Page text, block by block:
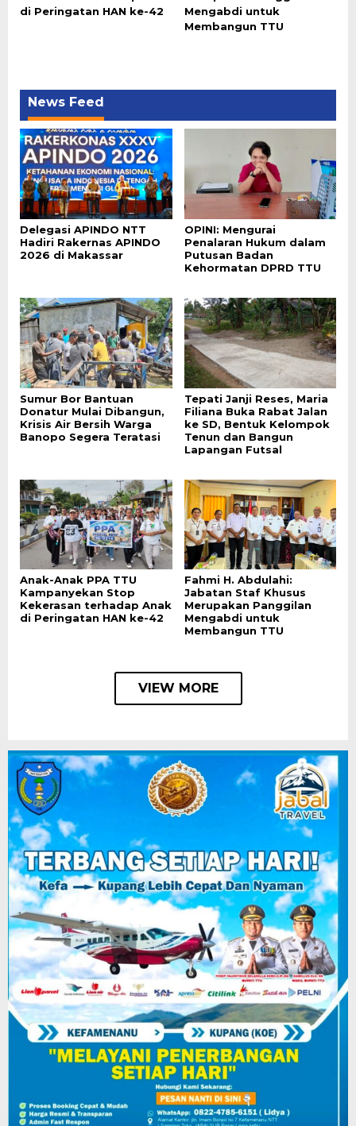
di Peringatan HAN ke-42
Mengabdi untuk
Membangun TTU
News Feed
Delegasi APINDO NTT
Hadiri Rakernas APINDO
2026 di Makassar
OPINI: Mengurai
Penalaran Hukum dalam
Putusan Badan
Kehormatan DPRD TTU
Sumur Bor Bantuan
Donatur Mulai Dibangun,
Krisis Air Bersih Warga
Banopo Segera Teratasi
Tepati Janji Reses, Maria
Filiana Buka Rabat Jalan
ke SD, Bentuk Kelompok
Tenun dan Bangun
Lapangan Futsal
Anak-Anak PPA TTU
Kampanyekan Stop
Kekerasan terhadap Anak
di Peringatan HAN ke-42
Fahmi H. Abdulahi:
Jabatan Staf Khusus
Merupakan Panggilan
Mengabdi untuk
Membangun TTU
VIEW MORE